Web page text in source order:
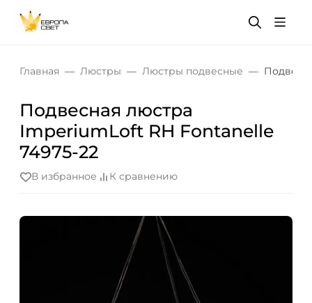
Главная Люстры Люстры подвесные
Подвесная люстра
ImperiumLoft RH Fontanelle
74975-22
В избранное К сравнению